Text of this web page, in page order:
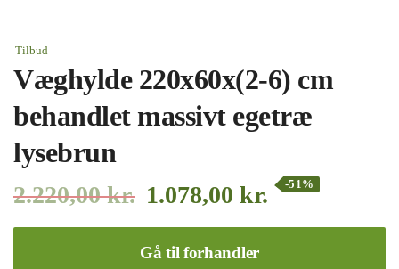
Tilbud
Væghylde 220x60x(2-6) cm
behandlet massivt egetræ
lysebrun
2.220,00kr. 1.078,00 kr. -51%
Gå til forhandler